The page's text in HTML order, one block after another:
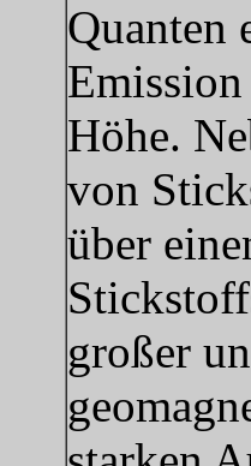
Quanten
Höhe.
von
über
großer